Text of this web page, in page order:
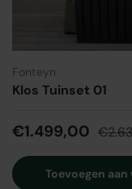
Fonteyn
Klos Tuinset 01
€1.499,00
Toevoegen